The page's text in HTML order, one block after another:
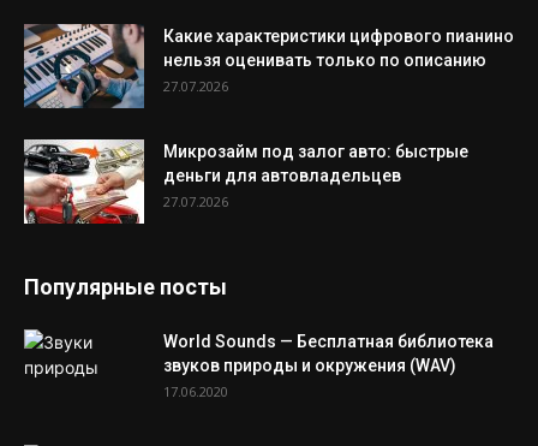
Какие характеристики цифрового пианино
нельзя оценивать только по описанию
27.07.2026
Микрозайм под залог авто: быстрые
деньги для автовладельцев
27.07.2026
Популярные посты
World Sounds — Бесплатная библиотека
звуков природы и окружения (WAV)
17.06.2020